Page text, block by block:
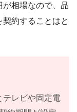
相場なので、品
約することはと
テレビや固定電